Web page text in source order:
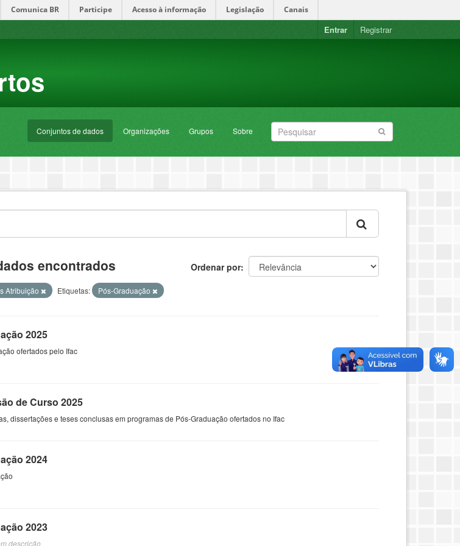
Comunica BR Participe Acesso à informação Legislação Canais
Entrar Registrar
Conjuntos de dados Organizações Grupos Sobre
Ordenar por
encontrados
Atribuição Etiquetas: Pós-Graduação
2025
ofertados pelo Ifac
de Curso 2025
dissertações e teses conclusas em programas de Pós-Graduação ofertados no Ifac
2024
2023
descrição